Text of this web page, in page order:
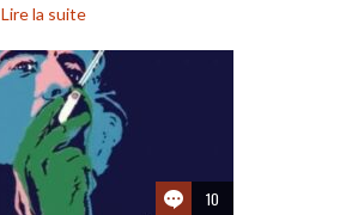
Lire la suite
10